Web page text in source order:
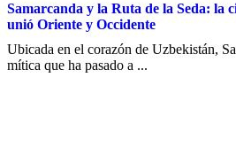
Samarcanda y la Ruta de la Seda: la
unió Oriente y Occidente
Ubicada en el corazón de Uzbekistán,
mítica que ha pasado a ...